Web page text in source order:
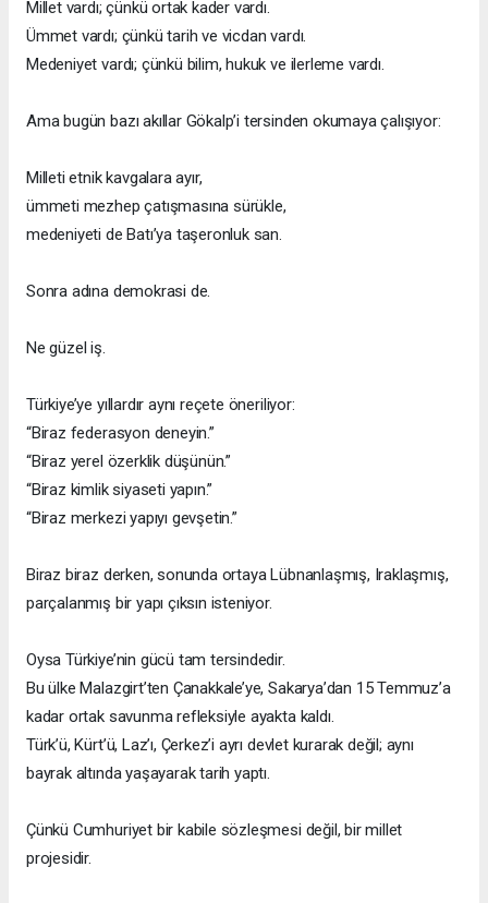
Millet vardı; çünkü ortak kader vardı.
Ümmet vardı; çünkü tarih ve vicdan vardı.
Medeniyet vardı; çünkü bilim, hukuk ve ilerleme vardı.
Ama bugün bazı akıllar Gökalp’i tersinden okumaya çalışıyor:
Milleti etnik kavgalara ayır,
ümmeti mezhep çatışmasına sürükle,
medeniyeti de Batı’ya taşeronluk san.
Sonra adına demokrasi de.
Ne güzel iş.
Türkiye’ye yıllardır aynı reçete öneriliyor:
“Biraz federasyon deneyin.”
“Biraz yerel özerklik düşünün.”
“Biraz kimlik siyaseti yapın.”
“Biraz merkezi yapıyı gevşetin.”
Biraz biraz derken, sonunda ortaya Lübnanlaşmış, Iraklaşmış,
parçalanmış bir yapı çıksın isteniyor.
Oysa Türkiye’nin gücü tam tersindedir.
Bu ülke Malazgirt’ten Çanakkale’ye, Sakarya’dan 15 Temmuz’a
kadar ortak savunma refleksiyle ayakta kaldı.
Türk’ü, Kürt’ü, Laz’ı, Çerkez’i ayrı devlet kurarak değil; aynı
bayrak altında yaşayarak tarih yaptı.
Çünkü Cumhuriyet bir kabile sözleşmesi değil, bir millet
projesidir.